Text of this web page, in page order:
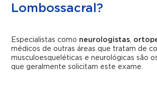
Lombossacral?
Especialistas como neurologistas,
médicos de outras áreas que tratam de
musculoesqueléticas e neurológicas são
que geralmente solicitam este exame.